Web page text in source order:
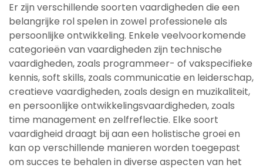
Er zijn verschillende soorten vaardigheden die een
belangrijke rol spelen in zowel professionele als
persoonlijke ontwikkeling. Enkele veelvoorkomende
categorieën van vaardigheden zijn technische
vaardigheden, zoals programmeer- of vakspecifieke
kennis, soft skills, zoals communicatie en leiderschap,
creatieve vaardigheden, zoals design en muzikaliteit,
en persoonlijke ontwikkelingsvaardigheden, zoals
time management en zelfreflectie. Elke soort
vaardigheid draagt bij aan een holistische groei en
kan op verschillende manieren worden toegepast
om succes te behalen in diverse aspecten van het